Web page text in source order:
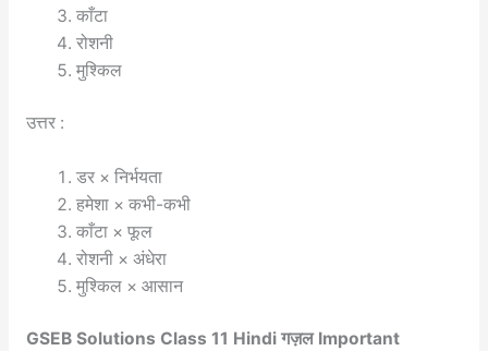
काँटा
रोशनी
मुश्किल
उत्तर :
डर × निर्भयता
हमेशा × कभी-कभी
काँटा × फूल
रोशनी × अंधेरा
मुश्किल × आसान
GSEB Solutions Class 11 Hindi गज़ल Important